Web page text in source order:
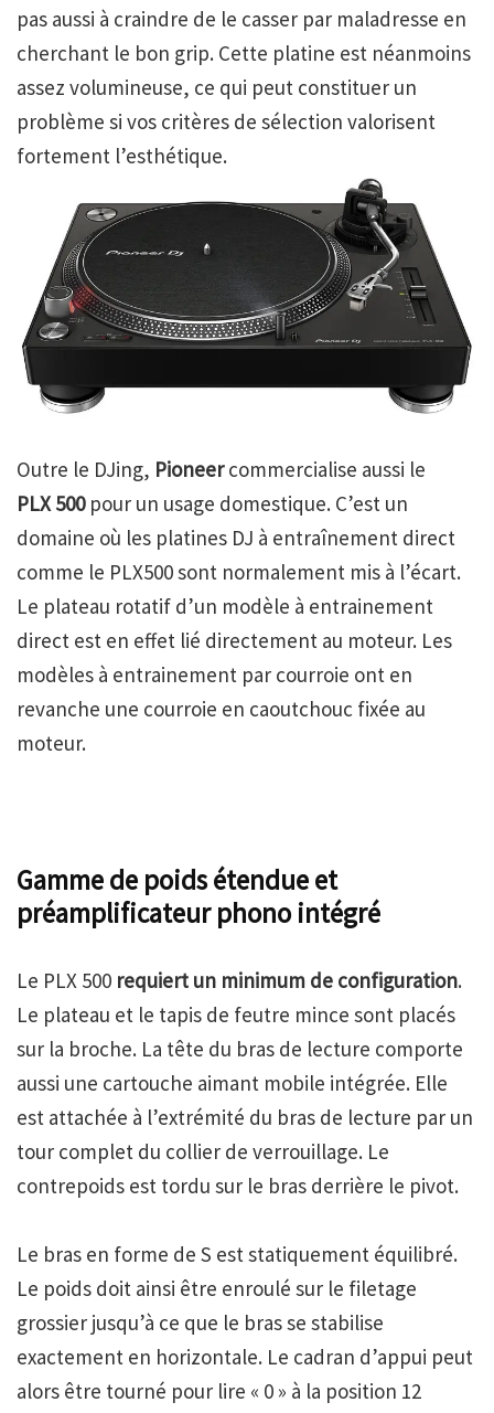
pas aussi à craindre de le casser par maladresse en
cherchant le bon grip. Cette platine est néanmoins
assez volumineuse, ce qui peut constituer un
problème si vos critères de sélection valorisent
fortement l’esthétique.
Outre le DJing, Pioneercommercialise aussi le
PLX 500 pour un usage domestique. C’est un
domaine où les platines DJ à entraînement direct
comme le PLX500 sont normalement mis à l’écart.
Le plateau rotatif d’un modèle à entrainement
direct est en effet lié directement au moteur. Les
modèles à entrainement par courroie ont en
revanche une courroie en caoutchouc fixée au
moteur.
Gamme de poids étendue et
préamplificateur phono intégré
Le PLX 500 requiert un minimum de configuration.
Le plateau et le tapis de feutre mince sont placés
sur la broche. La tête du bras de lecture comporte
aussi une cartouche aimant mobile intégrée. Elle
est attachée à l’extrémité du bras de lecture par un
tour complet du collier de verrouillage. Le
contrepoids est tordu sur le bras derrière le pivot.
Le bras en forme de S est statiquement équilibré.
Le poids doit ainsi être enroulé sur le filetage
grossier jusqu’à ce que le bras se stabilise
exactement en horizontale. Le cadran d’appui peut
alors être tourné pour lire « 0 » à la position 12